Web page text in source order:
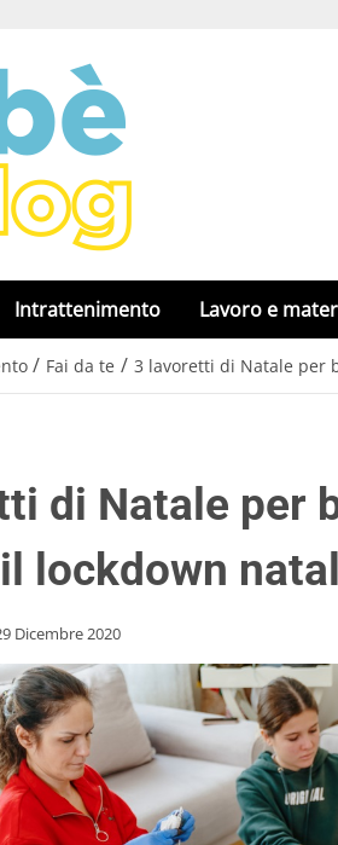
Intrattenimento Lavoro e
/ Fai da te / 3 lavoretti di Natale per
di Natale per
lockdown
Dicembre 2020